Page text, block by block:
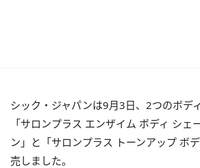
シック・ジャパンは9月3日、2つのボデ
「サロンプラス エンザイム ボディ シェ
ン」と「サロンプラス トーンアップ ボ
売しました。